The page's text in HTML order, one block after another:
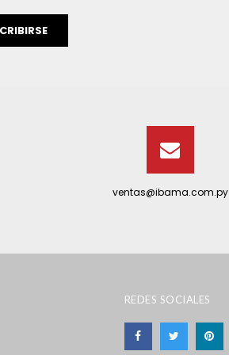
ventas@ibama.com.py
REDES SOCIALES